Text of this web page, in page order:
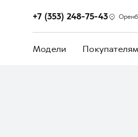
+7 (353) 248-75-43
Модели Покупателям